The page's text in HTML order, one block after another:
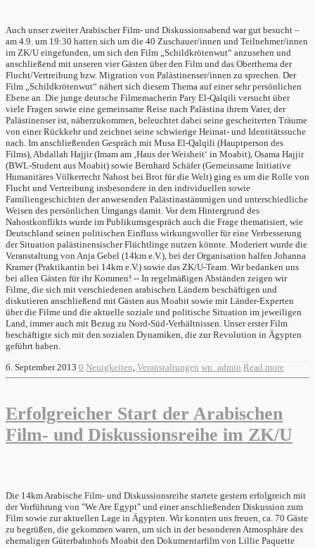
Auch unser zweiter Arabischer Film- und Diskussionsabend war gut besucht –
am 4.9. um 19:30 hatten sich um die 40 Zuschauer/innen und Teilnehmer/innen
im ZK/U eingefunden, um sich den Film „Schildkrötenwut“ anzusehen und
anschließend mit unseren vier Gästen über den Film und das Oberthema der
Flucht/Vertreibung bzw. Migration von Palästinenser/innen zu sprechen. Der
Film „Schildkrötenwut“ nähert sich diesem Thema auf einer sehr persönlichen
Ebene an. Die junge deutsche Filmemacherin Pary El-Qalqili versucht über
viele Fragen sowie eine gemeinsame Reise nach Palästina ihrem Vater, der
Palästinenser ist, näherzukommen, beleuchtet dabei seine gescheiterten Träume
von einer Rückkehr und zeichnet seine schwierige Heimat- und Identitätssuche
nach. Im anschließenden Gespräch mit Musa El-Qalqili (Hauptperson des
Films), Abdallah Hajjir (Imam am ‚Haus der Weisheit‘ in Moabit), Osama Hajjir
(BWL-Student aus Moabit) sowie Bernhard Schäfer (Gemeinsame Initiative
Humanitäres Völkerrecht Nahost bei Brot für die Welt) ging es um die Rolle von
Flucht und Vertreibung insbesondere in den individuellen sowie
Familiengeschichten der anwesenden Palästinastämmigen und unterschiedliche
Weisen des persönlichen Umgangs damit. Vor dem Hintergrund des
Nahostkonflikts wurde im Publikumsgespräch auch die Frage thematisiert, wie
Deutschland seinen politischen Einfluss wirkungsvoller für eine Verbesserung
der Situation palästinensischer Flüchtlinge nutzen könnte. Moderiert wurde die
Veranstaltung von Anja Gebel (14km e.V.), bei der Organisation halfen Johanna
Kramer (Praktikantin bei 14km e.V.) sowie das ZK/U-Team. Wir bedanken uns
bei allen Gästen für ihr Kommen! -- In regelmäßigen Abständen zeigen wir
Filme, die sich mit verschiedenen arabischen Ländern beschäftigen und
diskutieren anschließend mit Gästen aus Moabit sowie mit Länder-Experten
über die Filme und die aktuelle soziale und politische Situation im jeweiligen
Land, immer auch mit Bezug zu Nord-Süd-Verhältnissen. Unser erster Film
beschäftigte sich mit den sozialen Dynamiken, die zur Revolution in Ägypten
geführt haben.
6. September 2013 0 Neuigkeiten Veranstaltungen wp_admin Read more
Erfolgreicher Start der Arabischen
Film- und Diskussionsreihe im ZK/U
Die 14km Arabische Film- und Diskussionsreihe startete gestern erfolgreich mit
der Vorführung von "We Are Egypt" und einer anschließenden Diskussion zum
Film sowie zur aktuellen Lage in Ägypten. Wir konnten uns freuen, ca. 70 Gäste
zu begrüßen, die gekommen waren, um sich in der besonderen Atmosphäre des
ehemaligen Güterbahnhofs Moabit den Dokumentarfilm von Lillie Paquette